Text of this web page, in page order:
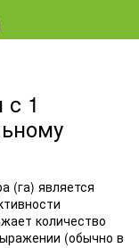
1
(га) является
количество
(обычно в